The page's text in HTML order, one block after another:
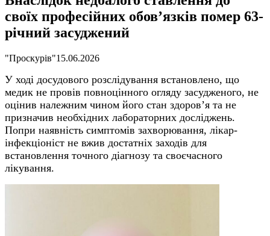
своїх професійних обов’язків помер 63-
річний засуджений
"Проскурів"15.06.2026
У ході досудового розслідування встановлено, що
медик не провів повноцінного огляду засудженого, не
оцінив належним чином його стан здоров’я та не
призначив необхідних лабораторних досліджень.
Попри наявність симптомів захворювання, лікар-
інфекціоніст не вжив достатніх заходів для
встановлення точного діагнозу та своєчасного
лікування.